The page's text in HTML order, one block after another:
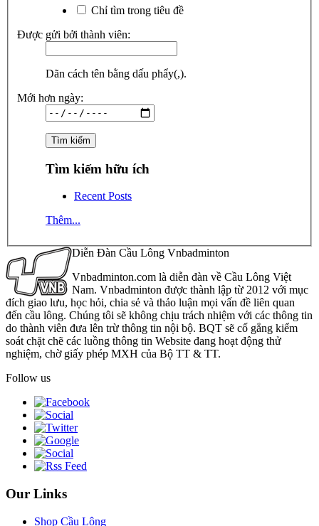
Chỉ tìm trong tiêu đề
Được gửi bởi thành viên:
Dãn cách tên bằng dấu phẩy(,).
Mới hơn ngày:
Tìm kiếm hữu ích
Recent Posts
Thêm...
Diễn Đàn Cầu Lông Vnbadminton
Vnbadminton.com là diễn đàn về Cầu Lông Việt
Nam. Vnbadminton được thành lập từ 2012 với mục
đích giao lưu, học hỏi, chia sẻ và thảo luận mọi vấn đề liên quan
đến cầu lông. Chúng tôi sẽ không chịu trách nhiệm với các thông tin
do thành viên đưa lên trừ thông tin nội bộ. BQT sẽ cố gắng kiểm
soát chặt chẽ các luồng thông tin Website đang hoạt động thử
nghiệm, chờ giấy phép MXH của Bộ TT & TT.
Follow us
Our Links
Shop Cầu Lông